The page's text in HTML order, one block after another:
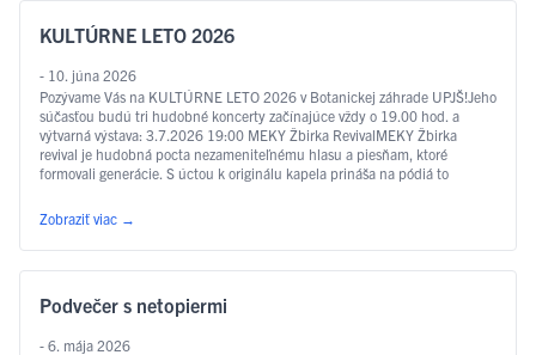
KULTÚRNE LETO 2026
- 10. júna 2026
Pozývame Vás na KULTÚRNE LETO 2026 v Botanickej záhrade UPJŠ!Jeho
súčasťou budú tri hudobné koncerty začínajúce vždy o 19.00 hod. a
výtvarná výstava: 3.7.2026 19:00 MEKY Žbirka RevivalMEKY Žbirka
revival je hudobná pocta nezameniteľnému hlasu a piesňam, ktoré
formovali generácie. S úctou k originálu kapela prináša na pódiá to
Zobraziť viac
→
Podvečer s netopiermi
- 6. mája 2026